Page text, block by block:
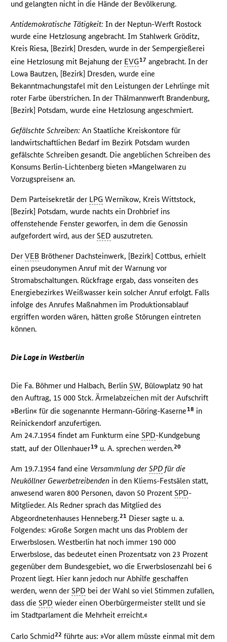
und gelangten nicht in die Hände der Bevölkerung.
Antidemokratische Tätigkeit: In der Neptun-Werft Rostock
wurde eine Hetzlosung angebracht. Im Stahlwerk Gröditz,
Kreis Riesa, [Bezirk] Dresden, wurde in der Sempergießerei
eine Hetzlosung mit Bejahung der EVG17 angebracht. In der
Lowa Bautzen, [Bezirk] Dresden, wurde eine
Bekanntmachungstafel mit den Leistungen der Lehrlinge mit
roter Farbe überstrichen. In der Thälmannwerft Brandenburg,
[Bezirk] Potsdam, wurde eine Hetzlosung angeschmiert.
Gefälschte Schreiben: An Staatliche Kreiskontore für
landwirtschaftlichen Bedarf im Bezirk Potsdam wurden
gefälschte Schreiben gesandt. Die angeblichen Schreiben des
Konsums Berlin-Lichtenberg bieten »Mangelwaren zu
Vorzugspreisen« an.
Dem Parteisekretär der LPG Wernikow, Kreis Wittstock,
[Bezirk] Potsdam, wurde nachts ein Drohbrief ins
offenstehende Fenster geworfen, in dem die Genossin
aufgefordert wird, aus derSED auszutreten.
DerVEB Bröthener Dachsteinwerk, [Bezirk] Cottbus, erhielt
einen pseudonymen Anruf mit der Warnung vor
Stromabschaltungen. Rückfrage ergab, dass vonseiten des
Energiebezirkes Weißwasser kein solcher Anruf erfolgt. Falls
infolge des Anrufes Maßnahmen im Produktionsablauf
ergriffen worden wären, hätten große Störungen eintreten
können.
Die Lage in Westberlin
Die Fa. Böhmer und Halbach, BerlinSW, Bülowplatz 90 hat
den Auftrag, 15 000 Stck. Ärmelabzeichen mit der Aufschrift
»Berlin« für die sogenannte Hermann-Göring-Kaserne18 in
Reinickendorf anzufertigen.
Am 24.7.1954 findet am Funkturm eineSPD-Kundgebung
statt, auf der Ollenhauer19 u. A. sprechen werden.20
Am 19.7.1954 fand eine Versammlung derSPD für die
Neuköllner Gewerbetreibenden in den Kliems-Festsälen statt,
anwesend waren 800 Personen, davon 50 ProzentSPD-
Mitglieder. Als Redner sprach das Mitglied des
Abgeordnetenhauses Henneberg.21 Dieser sagte u. a.
Folgendes: »Große Sorgen macht uns das Problem der
Erwerbslosen. Westberlin hat noch immer 190 000
Erwerbslose, das bedeutet einen Prozentsatz von 23 Prozent
gegenüber dem Bundesgebiet, wo die Erwerbslosenzahl bei 6
Prozent liegt. Hier kann jedoch nur Abhilfe geschaffen
werden, wenn derSPD bei der Wahl so viel Stimmen zufallen,
dass dieSPD wieder einen Oberbürgermeister stellt und sie
im Stadtparlament die Mehrheit erreicht.«
Carlo Schmid22 führte aus: »Vor allem müsste einmal mit dem